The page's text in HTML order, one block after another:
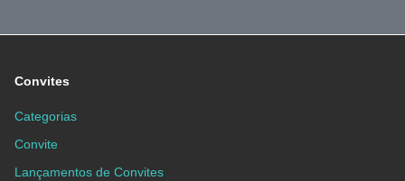
Convites
Categorias
Convite
Lançamentos de Convites